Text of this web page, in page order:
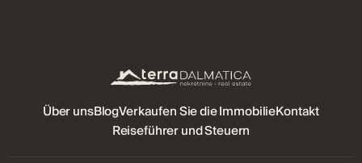
Über unsBlogVerkaufen Sie die ImmobilieKontakt
Reiseführer und Steuern